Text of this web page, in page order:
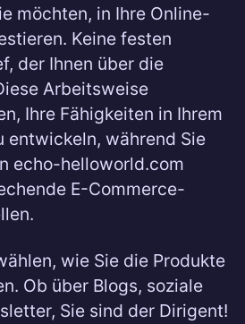
möchten, in Ihre Online-
Keine festen
der Ihnen über die
Arbeitsweise
Ihre Fähigkeiten in Ihrem
entwickeln, während Sie
echo-helloworld.com
E-Commerce-
wie Sie die Produkte
Ob über Blogs, soziale
Sie sind der Dirigent!